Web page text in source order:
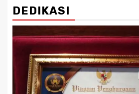
DEDIKASI